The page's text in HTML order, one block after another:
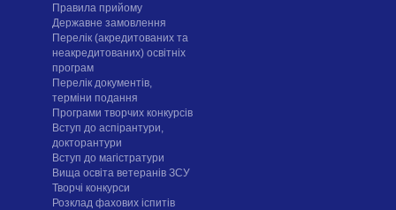
Правила прийому
Державне замовлення
Перелік (акредитованих та
неакредитованих) освітніх
програм
Перелік документів,
терміни подання
Програми творчих конкурсiв
Вступ до аспірантури,
докторантури
Вступ до магістратури
Вища освіта ветеранів ЗСУ
Творчі конкурси
Розклад фахових іспитів